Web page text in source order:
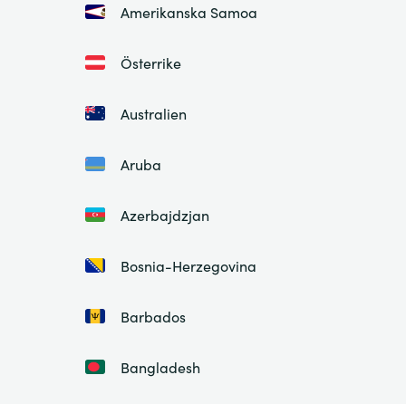
Amerikanska Samoa
Österrike
Australien
Aruba
Azerbajdzjan
Bosnia-Herzegovina
Barbados
Bangladesh